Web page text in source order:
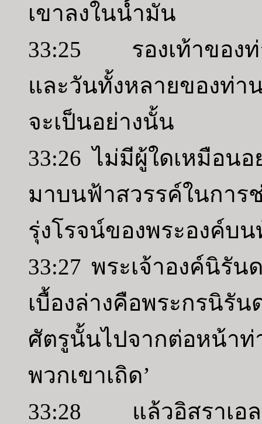
เขาลงในน้ำมัน
33:25 รองเท้าของท่า
และวันทั้งหลายของท่า
จะเป็นอย่างนั้น
33:26 ไม่มีผู้ใดเหมือนอ
มาบนฟ้าสวรรค์ในกา
รุ่งโรจน์ของพระองค์บ
33:27 พระเจ้าองค์นิรั
เบื้องล่างคือพระกรนิรั
ศัตรูนั้นไปจากต่อหน้า
พวกเขาเถิด’
33:28 แล้วอิสราเอล